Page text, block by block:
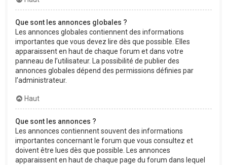
Que sont les annonces globales ?
Les annonces globales contiennent des informations
importantes que vous devez lire dès que possible. Elles
apparaissent en haut de chaque forum et dans votre
panneau de l’utilisateur. La possibilité de publier des
annonces globales dépend des permissions définies par
l’administrateur.
Haut
Que sont les annonces ?
Les annonces contiennent souvent des informations
importantes concernant le forum que vous consultez et
doivent être lues dès que possible. Les annonces
apparaissent en haut de chaque page du forum dans lequel